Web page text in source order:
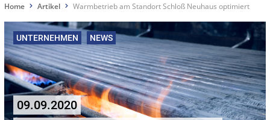
Home Artikel Warmbetrieb am Standort Schloß Neuhaus optimiert
UNTERNEHMEN NEWS
09.09.2020